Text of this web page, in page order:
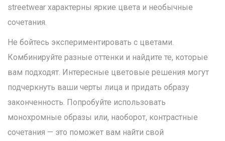
streetwear характерны яркие цвета и необычные
сочетания.
Не бойтесь экспериментировать с цветами.
Комбинируйте разные оттенки и найдите те, которые
вам подходят. Интересные цветовые решения могут
подчеркнуть ваши черты лица и придать образу
законченность. Попробуйте использовать
монохромные образы или, наоборот, контрастные
сочетания — это поможет вам найти свой